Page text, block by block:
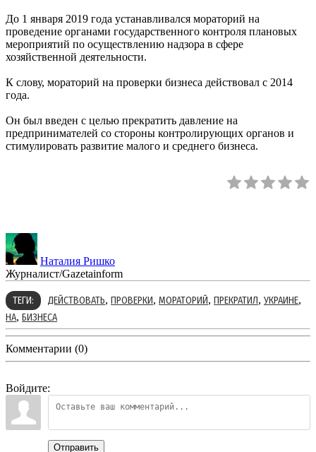
До 1 января 2019 года устанавливался мораторий на
проведение органами государственного контроля плановых
мероприятий по осуществлению надзора в сфере
хозяйственной деятельности.
К слову, мораторий на проверки бизнеса действовал с 2014
года.
Он был введен с целью прекратить давление на
предпринимателей со стороны контролирующих органов и
стимулировать развитие малого и среднего бизнеса.
Наталия Ришко
Журналист/Gazetainform
ТЕГИ: ДЕЙСТВОВАТЬ, ПРОВЕРКИ, МОРАТОРИЙ, ПРЕКРАТИЛ, УКРАИНЕ,
НА, БИЗНЕСА
Комментарии (0)
Войдите:
Отправить